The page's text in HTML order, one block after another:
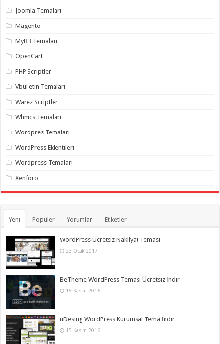
Joomla Temaları
Magento
MyBB Temaları
OpenCart
PHP Scriptler
Vbulletin Temaları
Warez Scriptler
Whmcs Temaları
Wordpres Temaları
WordPress Eklentileri
Wordpress Temaları
Xenforo
Yeni Popüler Yorumlar Etiketler
WordPress Ücretsiz Nakliyat Teması
23 Ocak 2017
BeTheme WordPress Teması Ücretsiz İndir
15 Kasım 2016
uDesing WordPress Kurumsal Tema İndir
15 Kasım 2016